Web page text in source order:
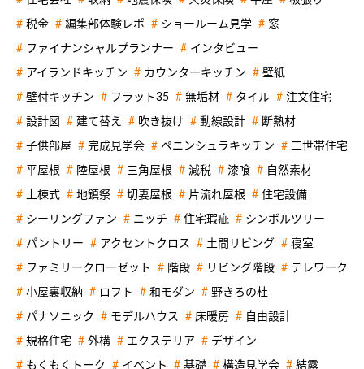
税金 編集部体験レポ ショールーム見学 窓
ファイナンシャルプランナー インタビュー
アイランドキッチン カウンターキッチン 壁紙
壁付キッチン フラット35 無垢材 タイル 注文住宅
設計図 建て替え 吹き抜け 動線設計 断熱材
子供部屋 完成見学会 ペニンシュラキッチン 二世帯住宅
平屋根 陸屋根 三角屋根 減税 漆喰 自然素材
上棟式 地鎮祭 切妻屋根 片流れ屋根 住宅設備
シーリングファン ニッチ 住宅瑕疵 シンボルツリー
パントリー アクセントクロス 土間リビング 寝室
ファミリークローゼット 階段 リビング階段 テレワーク
小屋裏収納 ロフト 和モダン 野きろの杜
パナソニック モデルハウス 床暖房 自由設計
規格住宅 外構 エクステリア デザイン
もくもくトーク イベント 基礎 構造見学会 結露